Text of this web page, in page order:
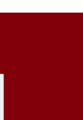
und Erfahrungen zu
Catering